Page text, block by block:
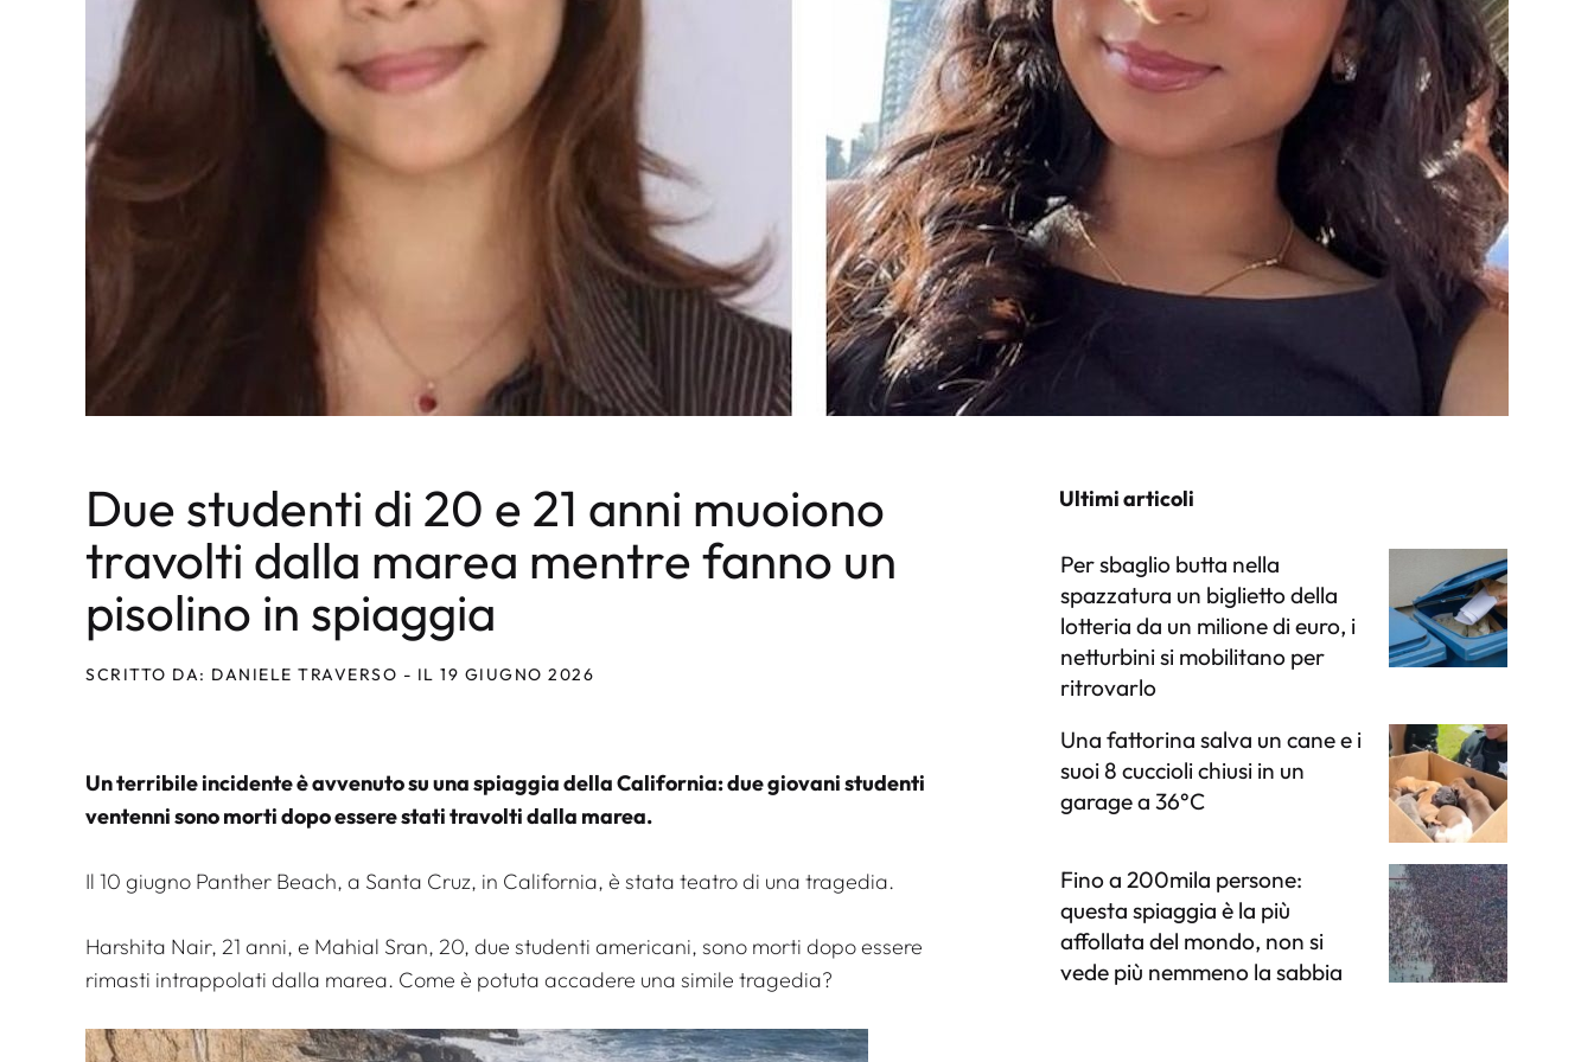
Due studenti di 20 e 21 anni muoiono
travolti dalla marea mentre fanno un
pisolino in spiaggia
SCRITTO DA: DANIELE TRAVERSO - IL 19 GIUGNO 2026
Un terribile incidente è avvenuto su una spiaggia della California: due giovani studenti
ventenni sono morti dopo essere stati travolti dalla marea.
Il 10 giugno Panther Beach, a Santa Cruz, in California, è stata teatro di una tragedia.
Harshita Nair, 21 anni, e Mahial Sran, 20, due studenti americani, sono morti dopo essere
rimasti intrappolati dalla marea. Come è potuta accadere una simile tragedia?
Ultimi articoli
Per sbaglio butta nella
spazzatura un biglietto della
lotteria da un milione di euro, i
netturbini si mobilitano per
ritrovarlo
Una fattorina salva un cane e i
suoi 8 cuccioli chiusi in un
garage a 36°C
Fino a 200mila persone:
questa spiaggia è la più
affollata del mondo, non si
vede più nemmeno la sabbia